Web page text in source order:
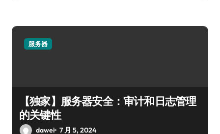
服务器
【独家】服务器安全：审计和日志管理
的关键性
dawei 7 月 5, 2024